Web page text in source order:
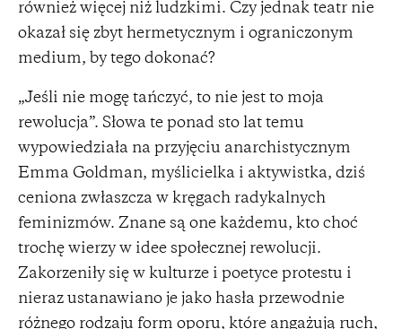
również więcej niż ludzkimi. Czy jednak teatr nie
okazał się zbyt hermetycznym i ograniczonym
medium, by tego dokonać?
„Jeśli nie mogę tańczyć, to nie jest to moja
rewolucja”. Słowa te ponad sto lat temu
wypowiedziała na przyjęciu anarchistycznym
Emma Goldman, myślicielka i aktywistka, dziś
ceniona zwłaszcza w kręgach radykalnych
feminizmów. Znane są one każdemu, kto choć
trochę wierzy w idee społecznej rewolucji.
Zakorzeniły się w kulturze i poetyce protestu i
nieraz ustanawiano je jako hasła przewodnie
różnego rodzaju form oporu, które angażują ruch,